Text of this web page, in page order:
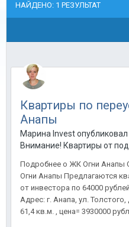
НАЙДЕНО: 1 РЕЗУЛЬТАТ
Квартиры по
Анапы
Марина Invest опубликовал
Внимание! Квартиры от
Подробнее о ЖК Огни Анапы
Огни Анапы Предлагаются
от инвестора по 64000
Адрес: г. Анапа, ул.
61,4 кв.м. , цена= 3930000